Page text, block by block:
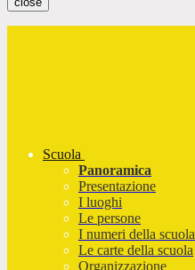
Scuola
Panoramica
Presentazione
I luoghi
Le persone
I numeri della scuola
Le carte della scuola
Organizzazione